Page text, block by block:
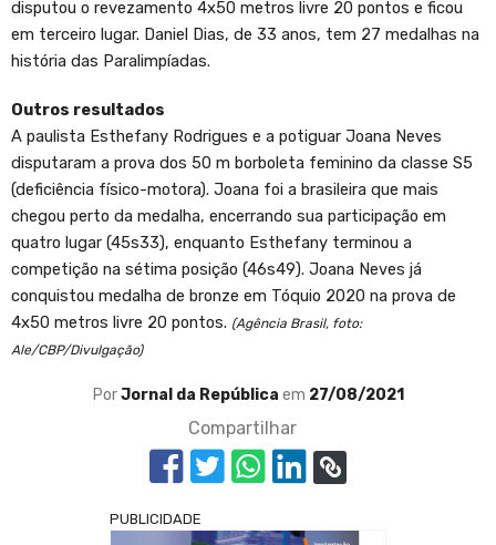
disputou o revezamento 4x50 metros livre 20 pontos e ficou
em terceiro lugar. Daniel Dias, de 33 anos, tem 27 medalhas na
história das Paralimpíadas.
Outros resultados
A paulista Esthefany Rodrigues e a potiguar Joana Neves
disputaram a prova dos 50 m borboleta feminino da classe S5
(deficiência físico-motora). Joana foi a brasileira que mais
chegou perto da medalha, encerrando sua participação em
quatro lugar (45s33), enquanto Esthefany terminou a
competição na sétima posição (46s49). Joana Neves já
conquistou medalha de bronze em Tóquio 2020 na prova de
4x50 metros livre 20 pontos. (Agência Brasil, foto:
Ale/CBP/Divulgação)
PorJornal da República em 27/08/2021
Compartilhar
PUBLICIDADE